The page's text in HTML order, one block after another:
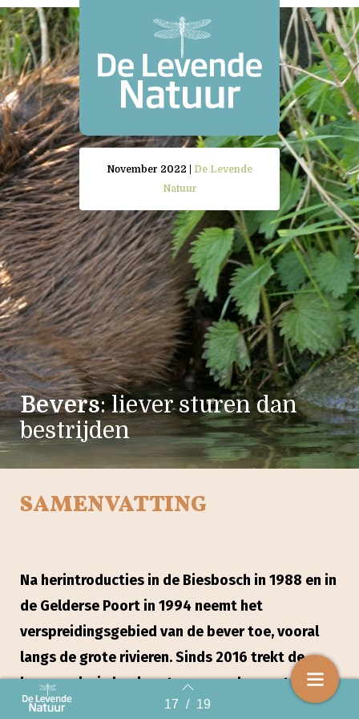
Back to index 17 / 19
November 2022 | De Levende
Natuur
Bevers: liever sturen dan
bestrijden
SAMENVATTING
Na herintroducties in de Biesbosch in 1988 en in
de Gelderse Poort in 1994 neemt het
verspreidingsgebied van de bever toe, vooral
langs de grote rivieren. Sinds 2016 trekt de
bever ook via beeksystemen verder oostwaarts,
het achter¬land in. De keerzijde van dit succes